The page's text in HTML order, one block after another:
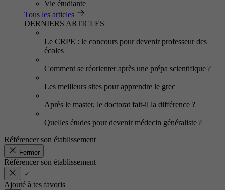
Vie étudiante
Tous les articles
DERNIERS ARTICLES
Le CRPE : le concours pour devenir professeur des
écoles
Comment se réorienter après une prépa scientifique ?
Les meilleurs sites pour apprendre le grec
Après le master, le doctorat fait-il la différence ?
Quelles études pour devenir médecin généraliste ?
Référencer son établissement
Fermer
Référencer son établissement
Ajouté à tes favoris